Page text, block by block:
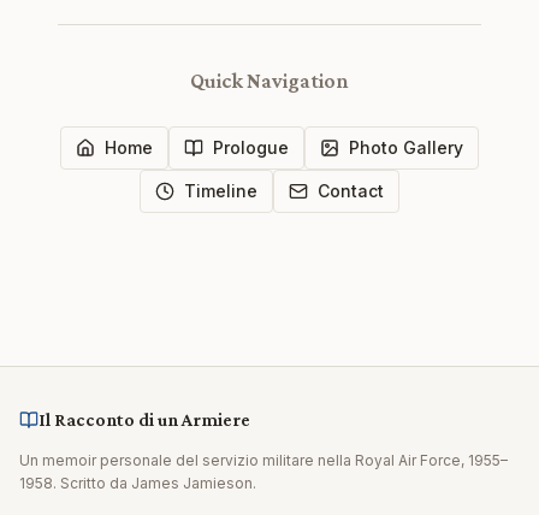
Quick Navigation
Home Prologue Photo Gallery
Timeline Contact
Il Racconto di un Armiere
Un memoir personale del servizio militare nella Royal Air Force, 1955–
1958. Scritto da James Jamieson.